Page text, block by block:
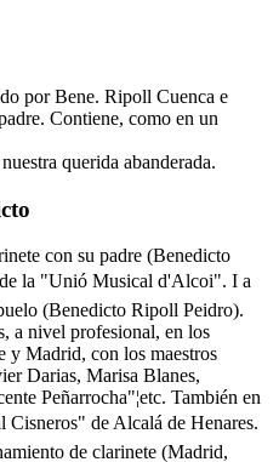
por Bene. Ripoll Cuenca e
Contiene, como en un
querida abanderada.
con su padre (Benedicto
la "Unió Musical d'Alcoi". I a
(Benedicto Ripoll Peidro).
a nivel profesional, en los
y Madrid, con los maestros
Darias, Marisa Blanes,
Peñarrocha"¦etc. También en
de Alcalá de Henares.
de clarinete (Madrid,